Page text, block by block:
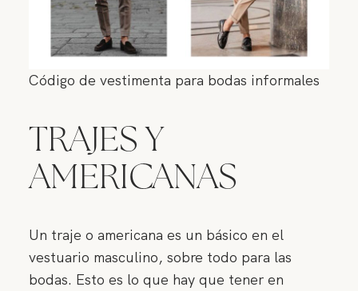
Código de vestimenta para bodas informales
TRAJES Y
AMERICANAS
Un traje o americana es un básico en el
vestuario masculino, sobre todo para las
bodas. Esto es lo que hay que tener en